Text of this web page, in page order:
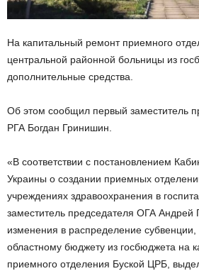
На капитальный ремонт приемного
центральной районной больницы из
дополнительные средства.
Об этом сообщил первый заместитель
РГА Богдан Гринишин.
«В соответствии с постановлением
Украины о создании приемных
учреждениях здравоохранения в
заместитель председателя ОГА Андрей
изменения в распределение субвенции,
областному бюджету из госбюджета на
приемного отделения Буской ЦРБ,